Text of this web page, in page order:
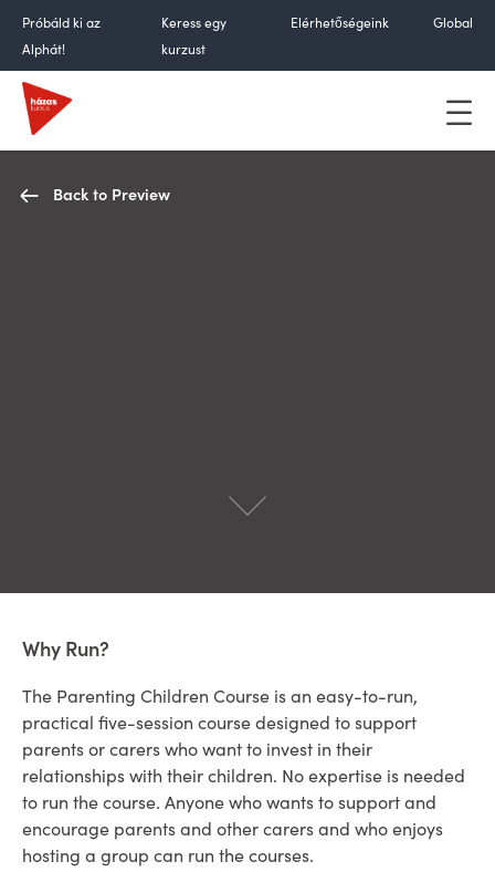
content
Próbáld ki az
Alphát!
Keress egy
kurzust
Elérhetőségeink Global
Back to Preview
Why Run?
The Parenting Children Course is an easy-to-run,
practical five-session course designed to support
parents or carers who want to invest in their
relationships with their children. No expertise is needed
to run the course. Anyone who wants to support and
encourage parents and other carers and who enjoys
hosting a group can run the courses.